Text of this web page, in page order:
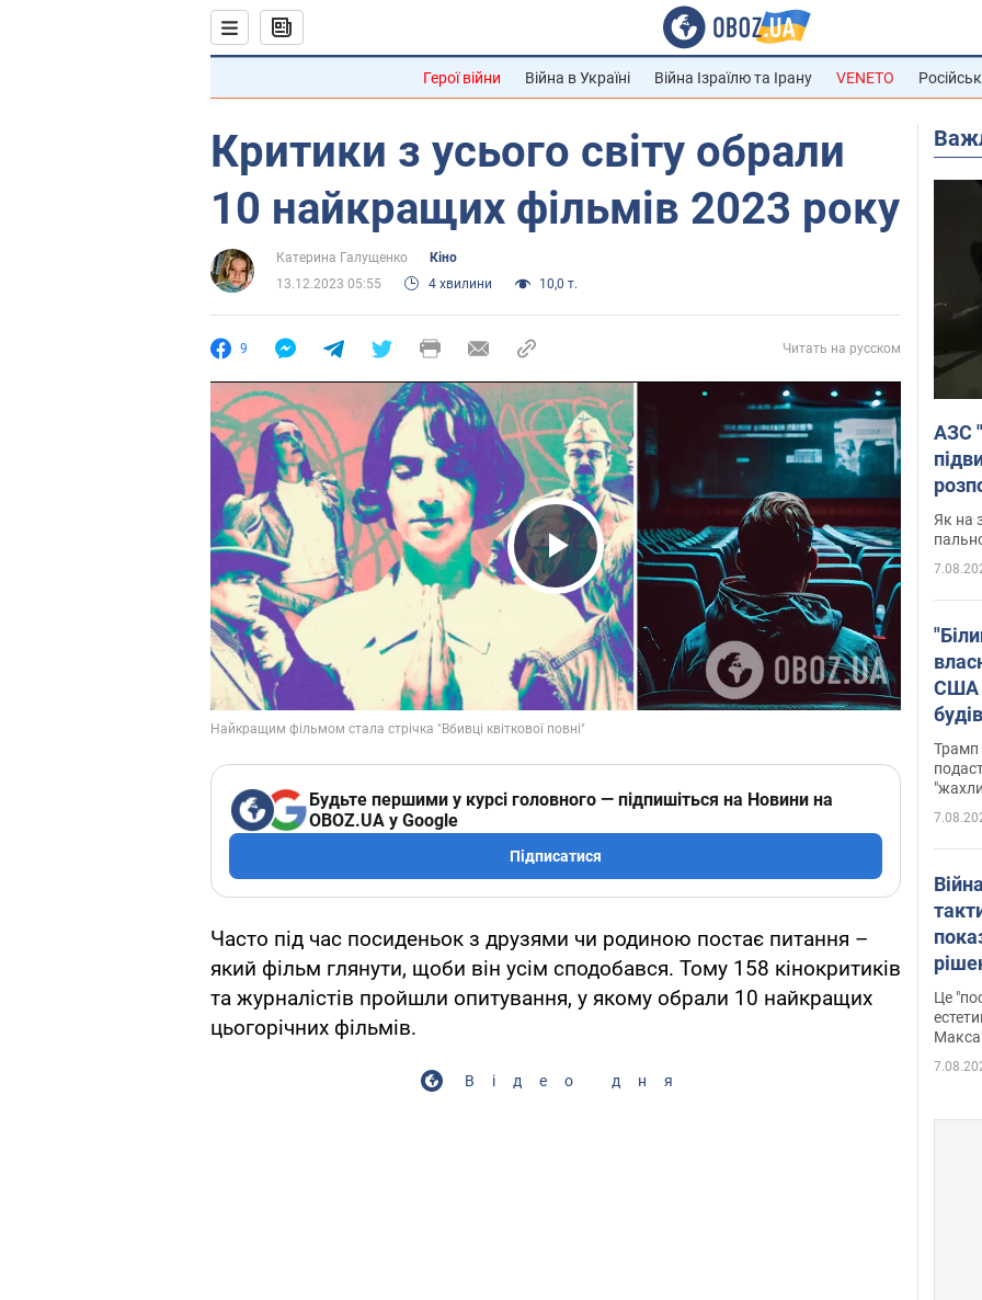
Герої війни Війна в Україні Війна Ізраїлю та Ірану VENETO
Критики з усього світу обрали
10 найкращих фільмів 2023 року
Катерина Галущенко
Кіно
13.12.2023 05:55
4 хвилини 10,0 т.
9 Читать на русском
Play Video
Будьте першими у курсі головного — підпишіться на Новини на
OBOZ.UA у Google
Підписатися
Часто під час посиденьок з друзями чи родиною постає питання –
який фільм глянути, щоби він усім сподобався. Тому 158 кінокритиків
та журналістів пройшли опитування, у якому обрали 10 найкращих
цьогорічних фільмів.
Відео дня
АЗС
Як на
США
зали
Трамп
Фото
Це